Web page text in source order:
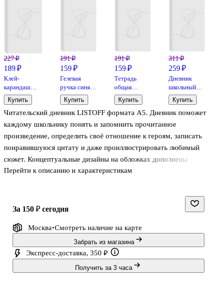
Читательский дневник LISTOFF формата А5. Дневник поможет
каждому школьнику понять и запомнить прочитанное
произведение, определить своё отношение к героям, записать
понравившуюся цитату и даже проиллюстрировать любимый
сюжет. Концептуальные дизайны на обложках дополнены
эффектной глянцевой отделкой. Внутренний блок – 48 листов со
Перейти к описанию и характеристикам
227 ₽
189 ₽
Клей-
карандаш
«Extra», Erich
Krause, 15 г
Купить
191 ₽
159 ₽
Гелевая
ручка синяя
0,5 мм,
«Милые
коты»,
Феникс+, в
Купить
191 ₽
159 ₽
Тетрадь
общая
«Капибара»,
32 листа в
клетку, А5, в
ассортименте
Купить
311 ₽
259 ₽
Дневник
школьный
«Пушистые
коты», для
младших
классов,
Купить
за 150 ₽ сегодня
Москва Смотреть наличие на карте
Забрать из магазина
Экспресс-доставка, 350 ₽
Получить за 3 часа